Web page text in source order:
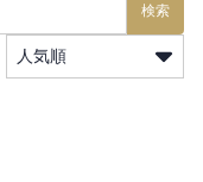
検索
人気順